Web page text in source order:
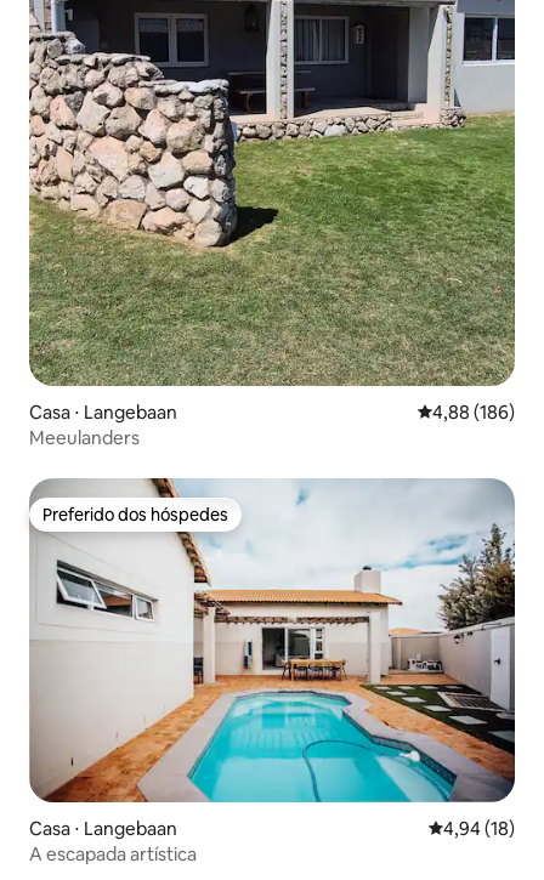
Casa ⋅ Langebaan 4,88 de uma
4,88 (186)
Meeulanders
Preferido dos hóspedes
Preferido dos hóspedes
Casa ⋅ Langebaan 4,94 de uma
4,94 (18)
A escapada artística